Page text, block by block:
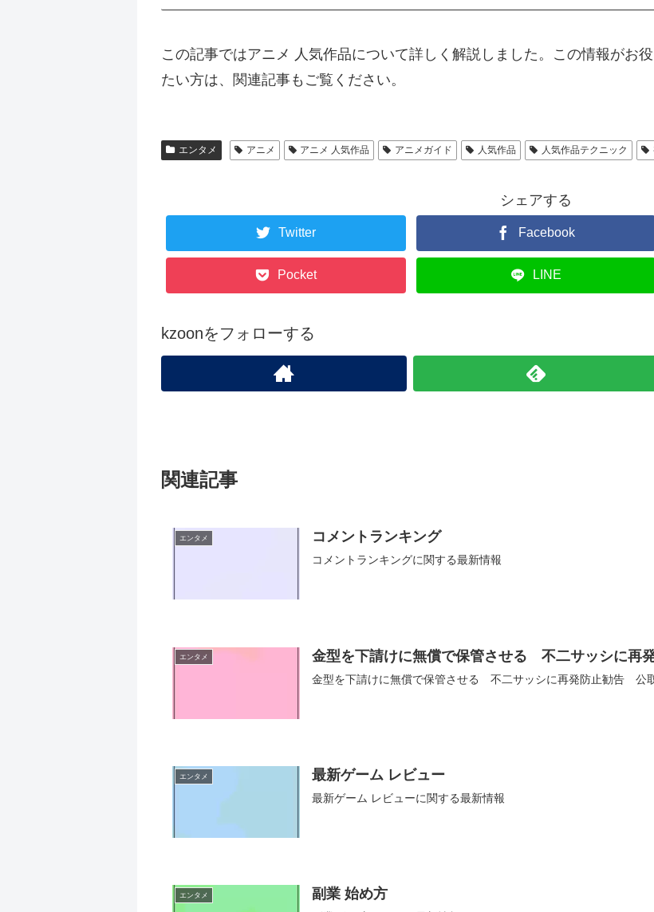
この記事ではアニメ 人気作品について詳しく解説しました。この情報がお
たい方は、関連記事もご覧ください。
エンタメ アニメ アニメ 人気作品 アニメガイド 人気作品 人気作品テクニック
シェアする
Twitter Facebook
Pocket LINE
kzoonをフォローする
関連記事
エンタメ コメントランキング
コメントランキングに関する最新情報
エンタメ 金型を下請けに無償で保管させる 不二サッシに再
金型を下請けに無償で保管させる 不二サッシに再発防止勧告 公
エンタメ 最新ゲーム レビュー
最新ゲーム レビューに関する最新情報
エンタメ 副業 始め方